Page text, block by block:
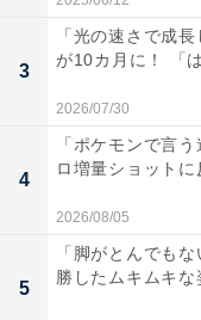
3
「光の速さで成
が10カ月に！ 「
2026/07/30
4
「ポケモンで言
ロ増量ショット
2026/08/05
5
「脚がとんでも
勝したムキムキ